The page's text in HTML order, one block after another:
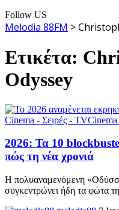
Follow US
Melodia 88FM >
Ετικέτα:
Odyssey
Cinema - Σειρές - TVCinema
2026: Τα 10
πώς τη νέα χρονιά
Η πολυαναμενόμενη
συγκεντρώνει ήδη τα φώτα